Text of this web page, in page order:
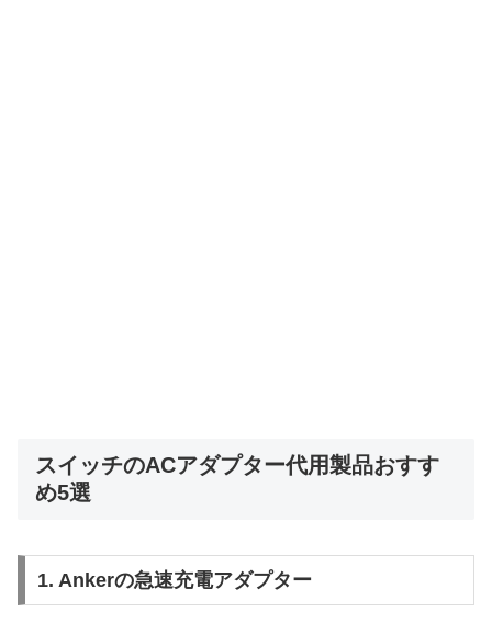
スイッチのACアダプター代用製品おすす
め5選
1. Ankerの急速充電アダプター